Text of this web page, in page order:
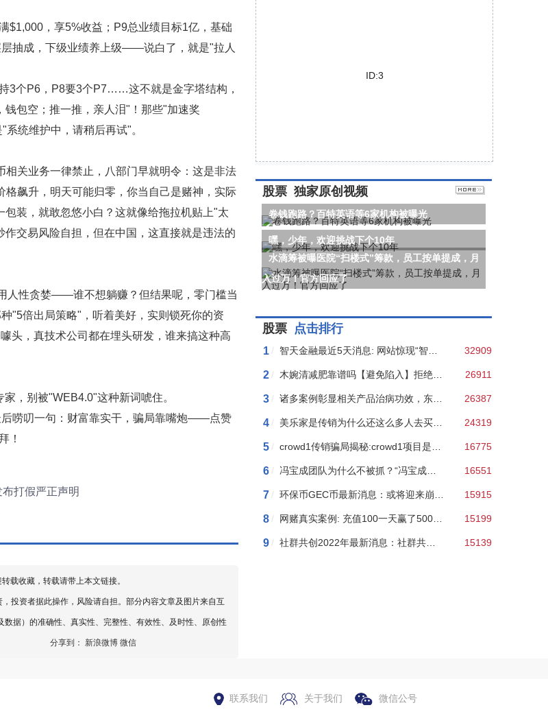
$1,000，享5%收益；P9总业绩目标1亿，基础
抽成，下级业绩养上级——说白了，就是"拉人
3个P6，P8要3个P7……这不就是金字塔结构，
包空；推一推，亲人泪"！那些"加速奖
统维护中，请稍后再试"。
关业务一律禁止，八部门早就明令：这是非法
飙升，明天可能归零，你当自己是赌神，实际
包装，就敢忽悠小白？这就像给拖拉机贴上"太
交易风险自担，但在中国，这直接就是违法的
人性贪婪——谁不想躺赚？但结果呢，零门槛当
"5倍出局策略"，听着美好，实则锁死你的资
头，真技术公司都在埋头研发，谁来搞这种高
，别被"WEB4.0"这种新词唬住。
后唠叨一句：财富靠实干，骗局靠嘴炮——点赞
！
打假严正声明
载收藏，转载请带上本文链接。
投资者据此操作，风险请自担。部分内容文章及图片来自互
据）的准确性、真实性、完整性、有效性、及时性、原创性
分享到： 新浪微博 微信
ID:3
股票 独家原创视频
卷钱跑路？百特英语等6家机构被曝光
嘿，少年，欢迎挑战下个10年
水滴筹被曝医院“扫楼式”筹款，员工按单提成，月
入过万！官方回应了
股票 点击排行
1 / 32909
2 / 26911
3 / 26387
4 / 24319
5 / 16775
6 / 16551
7 / 15915
8 / 15199
9 / 15139
联系我们 关于我们 微信公号